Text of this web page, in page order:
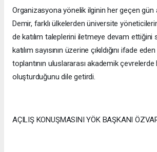
Organizasyona yönelik ilginin her geçen gün
Demir, farklı ülkelerden üniversite
de katılım taleplerini iletmeye devam ettiğini
katılım sayısının üzerine çıkıldığını ifade
toplantının uluslararası akademik
oluşturduğunu dile getirdi.
AÇILIŞ KONUŞMASINI YÖK BAŞKANI